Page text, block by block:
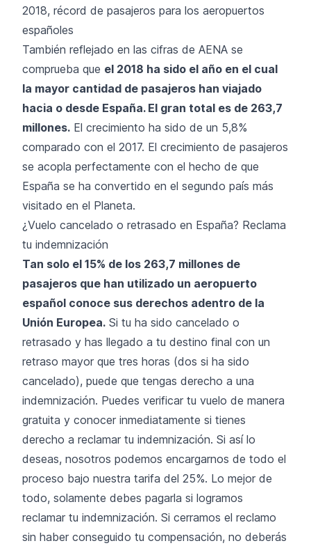
2018, récord de pasajeros para los aeropuertos
españoles
También reflejado en las cifras de AENA se
comprueba que el 2018 ha sido el año en el cual
la mayor cantidad de pasajeros han viajado
hacia o desde España. El gran total es de 263,7
millones. El crecimiento ha sido de un 5,8%
comparado con el 2017. El crecimiento de pasajeros
se acopla perfectamente con el hecho de que
España se ha convertido en el segundo país más
visitado en el Planeta.
¿Vuelo cancelado o retrasado en España? Reclama
tu indemnización
Tan solo el 15% de los 263,7 millones de
pasajeros que han utilizado un aeropuerto
español conoce sus derechos adentro de la
Unión Europea. Si tu ha sido cancelado o
retrasado y has llegado a tu destino final con un
retraso mayor que tres horas (dos si ha sido
cancelado), puede que tengas derecho a una
indemnización. Puedes verificar tu vuelo de manera
gratuita y conocer inmediatamente si tienes
derecho a reclamar tu indemnización. Si así lo
deseas, nosotros podemos encargarnos de todo el
proceso bajo nuestra tarifa del 25%. Lo mejor de
todo, solamente debes pagarla si logramos
reclamar tu indemnización. Si cerramos el reclamo
sin haber conseguido tu compensación, no deberás